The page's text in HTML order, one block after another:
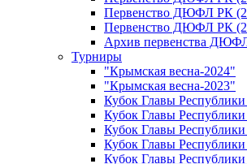
Первенство ДЮФЛ РК
Первенство ДЮФЛ РК
Архив первенства
Турниры
"Крымская весна-2024"
"Крымская весна-2023"
Кубок Главы
Кубок Главы
Кубок Главы
Кубок Главы
Кубок Главы